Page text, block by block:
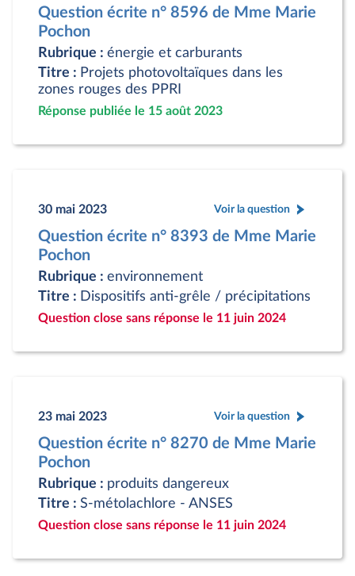
Question écrite n° 8596 de Mme Marie
Pochon
Rubrique : énergie et carburants
Titre : Projets photovoltaïques dans les
zones rouges des PPRI
Réponse publiée le 15 août 2023
30 mai 2023 Voir la question
Question écrite n° 8393 de Mme Marie
Pochon
Rubrique : environnement
Titre : Dispositifs anti-grêle / précipitations
Question close sans réponse le 11 juin 2024
23 mai 2023 Voir la question
Question écrite n° 8270 de Mme Marie
Pochon
Rubrique : produits dangereux
Titre : S-métolachlore - ANSES
Question close sans réponse le 11 juin 2024